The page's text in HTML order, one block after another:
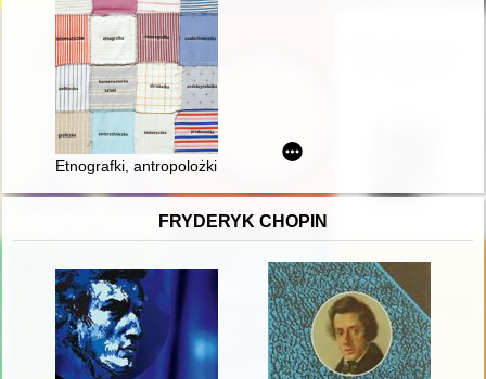
Etnografki, antropolożki, profesorki = Women ethnographers,
FRYDERYK CHOPIN